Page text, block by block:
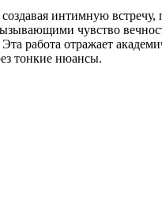
интимную
чувство
работа отражает
тонкие нюансы.